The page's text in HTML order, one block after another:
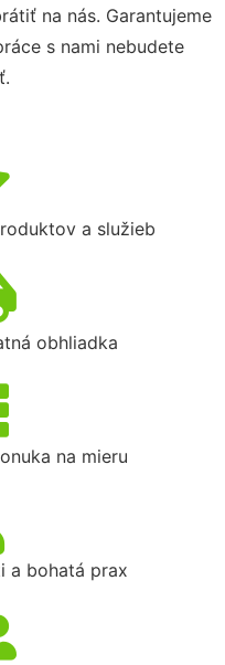
na nás. Garantujeme
s nami nebudete
a služieb
obhliadka
na mieru
a bohatá prax